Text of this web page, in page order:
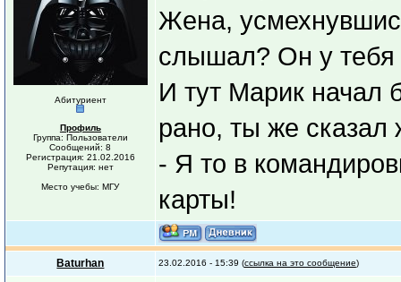
Абитуриент
Профиль
Группа: Пользователи
Сообщений: 8
Регистрация: 21.02.2016
Репутация: нет
Место учебы: МГУ
Жена,
слышал? Он у тебя
И тут Марик начал
рано, ты же
- Я то в
карты!
Baturhan 23.02.2016 - 15:39 (ссылка на это сообщение)